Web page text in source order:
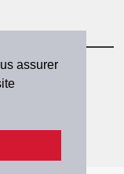
assurer